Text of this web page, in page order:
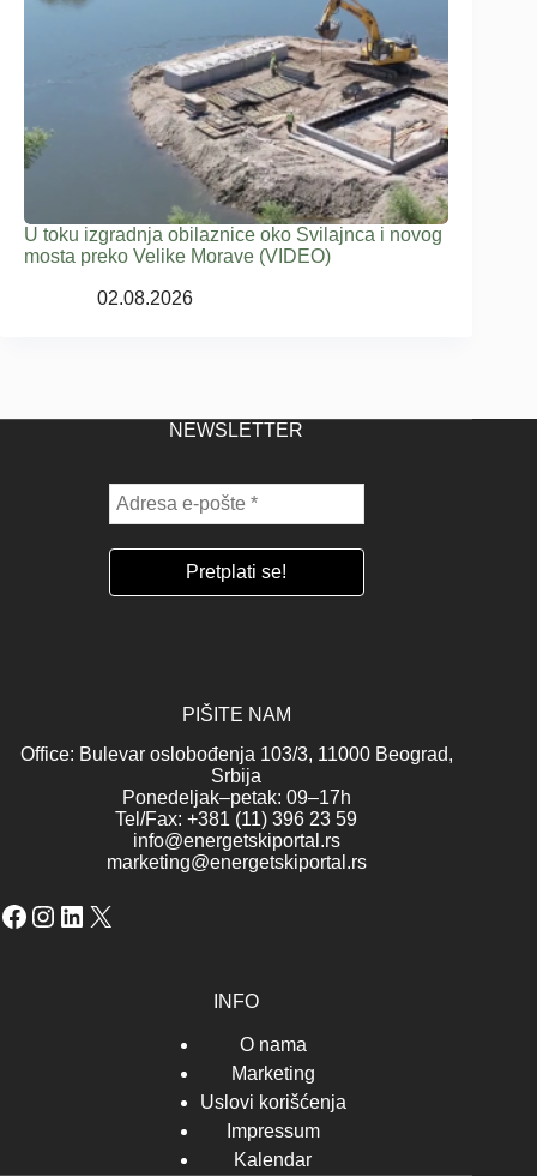
U toku izgradnja obilaznice oko Svilajnca i novog
mosta preko Velike Morave (VIDEO)
02.08.2026
NEWSLETTER
PIŠITE NAM
Office: Bulevar oslobođenja 103/3, 11000 Beograd,
Srbija
Ponedeljak–petak: 09–17h
Tel/Fax: +381 (11) 396 23 59
info@energetskiportal.rs
marketing@energetskiportal.rs
Facebook
Instagram
LinkedIn
X
INFO
O nama
Marketing
Uslovi korišćenja
Impressum
Kalendar